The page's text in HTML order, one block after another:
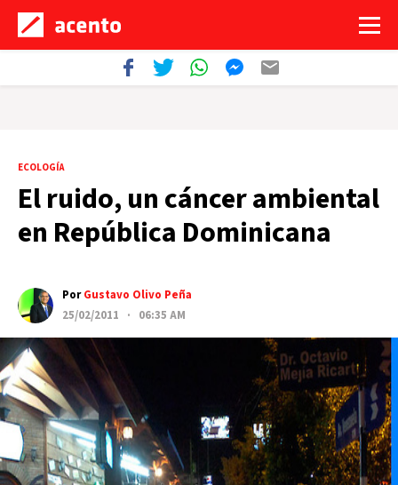
ECOLOGÍA
El ruido, un cáncer ambiental
en República Dominicana
PorGustavo Olivo Peña
25/02/2011 · 06:35 AM